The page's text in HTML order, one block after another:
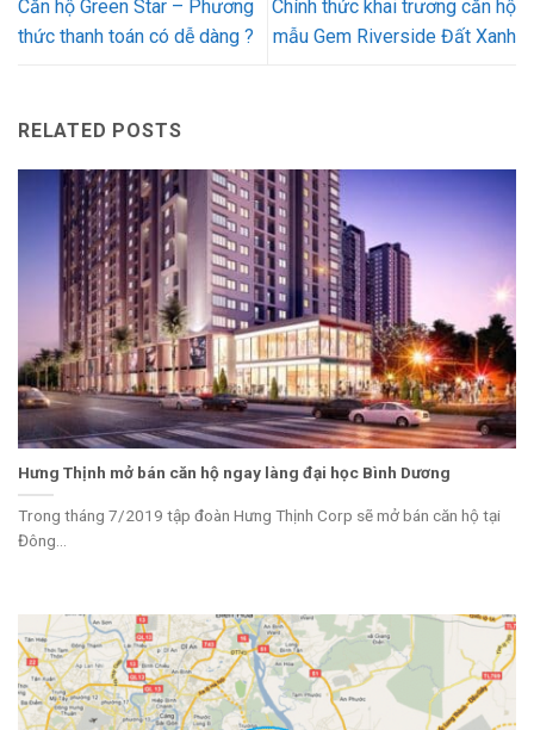
Căn hộ Green Star – Phương
thức thanh toán có dễ dàng ?
Chính thức khai trương căn hộ
mẫu Gem Riverside Đất Xanh
RELATED POSTS
Hưng Thịnh mở bán căn hộ ngay làng đại học Bình Dương
Trong tháng 7/2019 tập đoàn Hưng Thịnh Corp sẽ mở bán căn hộ tại
Đông...